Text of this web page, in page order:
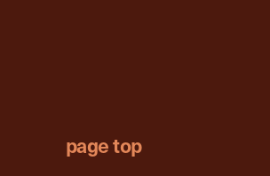
page top